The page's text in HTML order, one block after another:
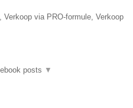
via PRO-formule, Verkoop
posts ▼